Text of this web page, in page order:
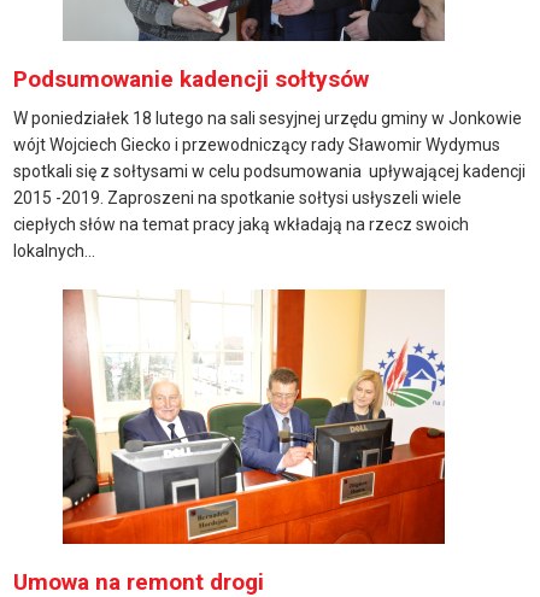
Podsumowanie kadencji sołtysów
W poniedziałek 18 lutego na sali sesyjnej urzędu gminy w Jonkowie
wójt Wojciech Giecko i przewodniczący rady Sławomir Wydymus
spotkali się z sołtysami w celu podsumowania upływającej kadencji
2015 -2019. Zaproszeni na spotkanie sołtysi usłyszeli wiele
ciepłych słów na temat pracy jaką wkładają na rzecz swoich
lokalnych...
Umowa na remont drogi